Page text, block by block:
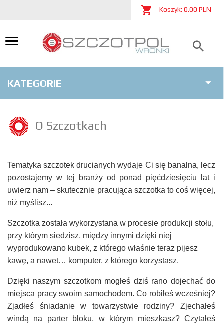
Koszyk: 0.00 PLN
KATEGORIE
O Szczotkach
Tematyka szczotek drucianych wydaje Ci się banalna, lecz
pozostajemy w tej branży od ponad pięćdziesięciu lat i
uwierz nam – skutecznie pracująca szczotka to coś więcej,
niż myślisz...
Szczotka została wykorzystana w procesie produkcji stołu,
przy którym siedzisz, między innymi dzięki niej
wyprodukowano kubek, z którego właśnie teraz pijesz
kawę, a nawet… komputer, z którego korzystasz.
Dzięki naszym szczotkom mogłeś dziś rano dojechać do
miejsca pracy swoim samochodem. Co robiłeś wcześniej?
Zjadłeś śniadanie w towarzystwie rodziny? Zjechałeś
windą na parter bloku, w którym mieszkasz? Czytałeś